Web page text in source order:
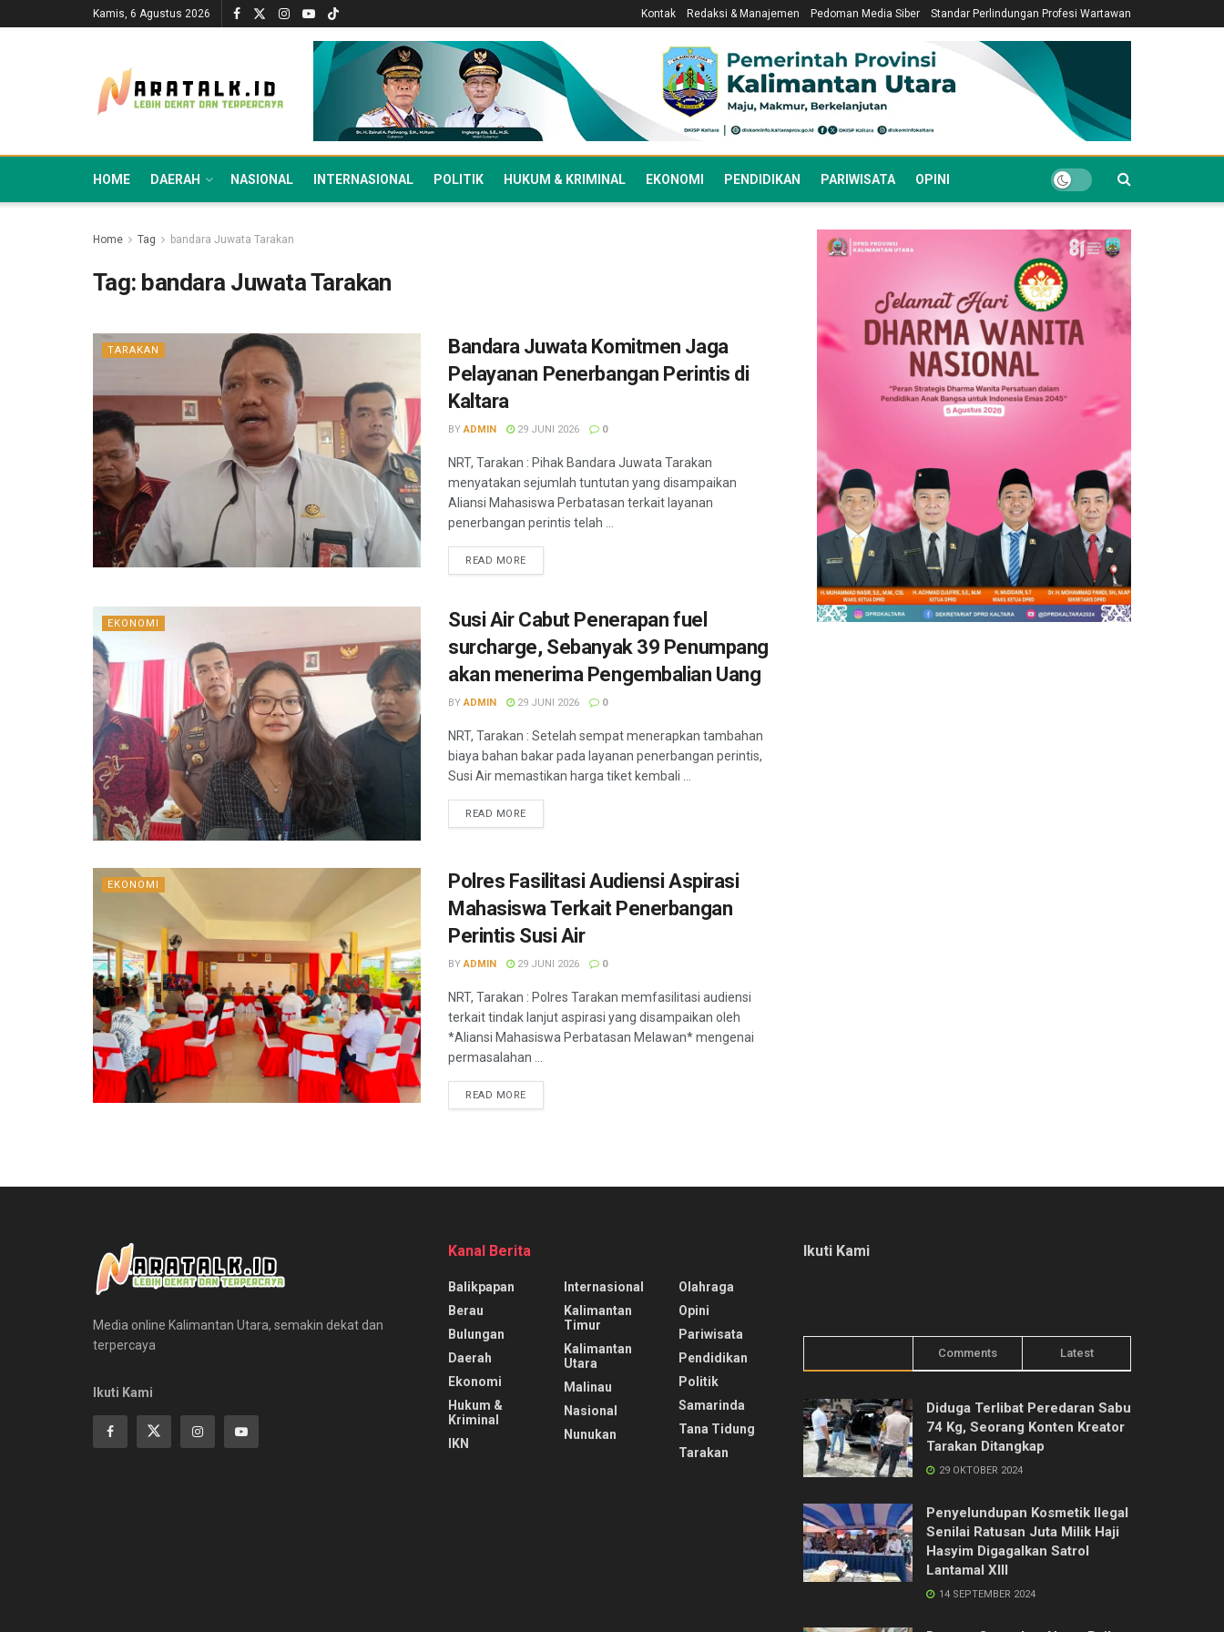
Kamis, 6 Agustus 2026 Kontak Redaksi & Manajemen Pedoman Media Siber Standar Perlindungan Profesi Wartawan
HOME DAERAH NASIONAL INTERNASIONAL POLITIK HUKUM & KRIMINAL EKONOMI PENDIDIKAN PARIWISATA OPINI
Home Tag bandara Juwata Tarakan
Tag: bandara Juwata Tarakan
TARAKAN
Bandara Juwata Komitmen Jaga
Pelayanan Penerbangan Perintis di
Kaltara
BY ADMIN 29 JUNI 2026 0
NRT, Tarakan : Pihak Bandara Juwata Tarakan
menyatakan sejumlah tuntutan yang disampaikan
Aliansi Mahasiswa Perbatasan terkait layanan
penerbangan perintis telah ...
READ MORE
EKONOMI
Susi Air Cabut Penerapan fuel
surcharge, Sebanyak 39 Penumpang
akan menerima Pengembalian Uang
BY ADMIN 29 JUNI 2026 0
NRT, Tarakan : Setelah sempat menerapkan tambahan
biaya bahan bakar pada layanan penerbangan perintis,
Susi Air memastikan harga tiket kembali ...
READ MORE
EKONOMI
Polres Fasilitasi Audiensi Aspirasi
Mahasiswa Terkait Penerbangan
Perintis Susi Air
BY ADMIN 29 JUNI 2026 0
NRT, Tarakan : Polres Tarakan memfasilitasi audiensi
terkait tindak lanjut aspirasi yang disampaikan oleh
*Aliansi Mahasiswa Perbatasan Melawan* mengenai
permasalahan ...
READ MORE
Media online Kalimantan Utara, semakin dekat dan
terpercaya
Ikuti Kami
Kanal Berita
Balikpapan
Berau
Bulungan
Daerah
Ekonomi
Hukum &
Kriminal
IKN
Internasional
Kalimantan
Timur
Kalimantan
Utara
Malinau
Nasional
Nunukan
Olahraga
Opini
Pariwisata
Pendidikan
Politik
Samarinda
Tana Tidung
Tarakan
Ikuti Kami
Comments Latest
Diduga Terlibat Peredaran Sabu
74 Kg, Seorang Konten Kreator
Tarakan Ditangkap
29 OKTOBER 2024
Penyelundupan Kosmetik Ilegal
Senilai Ratusan Juta Milik Haji
Hasyim Digagalkan Satrol
Lantamal XIII
14 SEPTEMBER 2024